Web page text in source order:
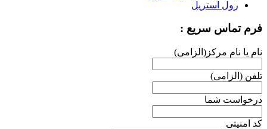
رول استریل
فرم تماس سریع :
نام یا نام مرکز(الزامی)
تلفن (الزامی)
درخواست شما
کد امنیتی